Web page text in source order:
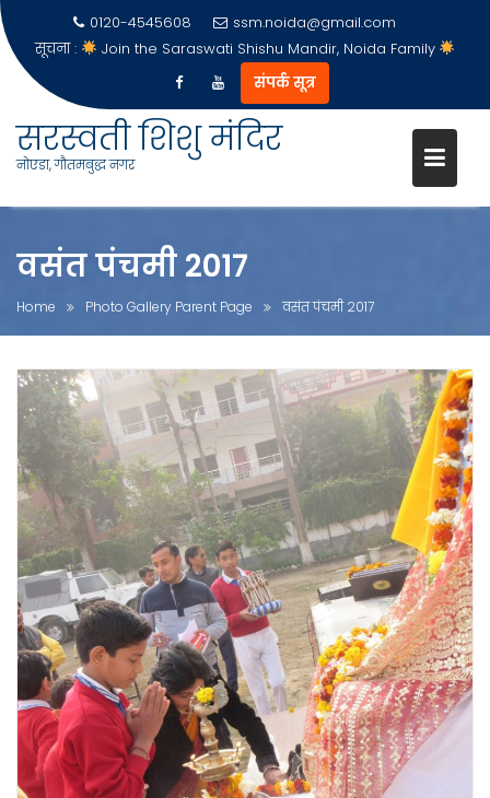
content
0120-4545608
ssm.noida@gmail.com
सूचना :
Join the Saraswati Shishu Mandir, Noida Family
संपर्क सूत्र
सरस्वती शिशु मंदिर
नोएडा, गौतमबुद्ध नगर
वसंत पंचमी 2017
Home Photo Gallery Parent Page वसंत पंचमी 2017